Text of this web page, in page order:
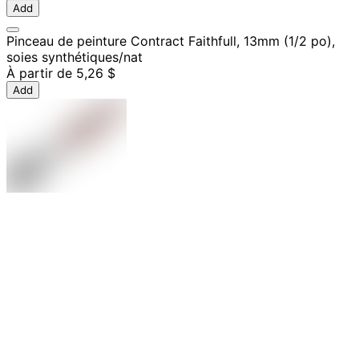
Add
Pinceau de peinture Contract Faithfull, 13mm (1/2 po),
soies synthétiques/nat
À partir de 5,26 $
Add